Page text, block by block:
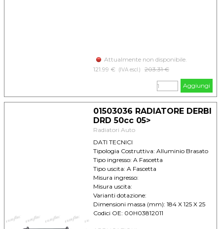
Attualmente non disponibile.
121.99 €
(IVA escl.) Prezzo senza sconto
203.31 €
Aggiungi
01503036 RADIATORE DERBI
DRD 50cc 05>
Radiatori Auto
DATI TECNICI
Tipologia Costruttiva: Alluminio Brasato
Tipo ingresso: A Fascetta
Tipo uscita: A Fascetta
Misura ingresso:
Misura uscita:
Varianti dotazione:
Dimensioni massa (mm): 184 X 125 X 25
Codici OE: 00H03812011